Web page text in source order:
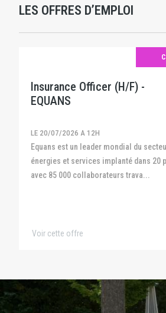
LES OFFRES D’EMPLOI
Insurance Officer (H/F) -
EQUANS
LE 20/07/2026 A 12H
Equans est un leader mondial du secteur des
énergies et services implanté dans 20
avec 85 000 collaborateurs trava...
Voir cette offre